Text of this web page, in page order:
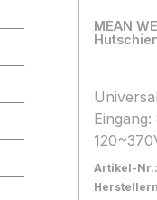
MEAN
Eingang:
92,2W
bis
Artikel-Nr.: